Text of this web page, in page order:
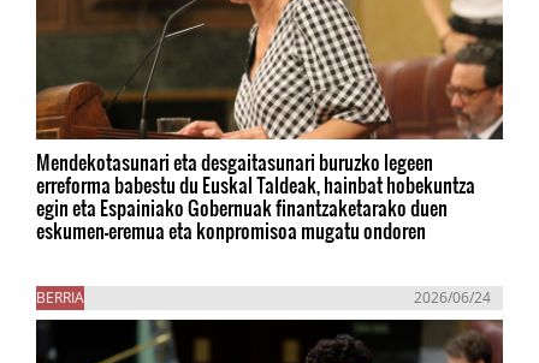
Mendekotasunari eta desgaitasunari buruzko legeen
erreforma babestu du Euskal Taldeak, hainbat hobekuntza
egin eta Espainiako Gobernuak finantzaketarako duen
eskumen-eremua eta konpromisoa mugatu ondoren
BERRIA 2026/06/24